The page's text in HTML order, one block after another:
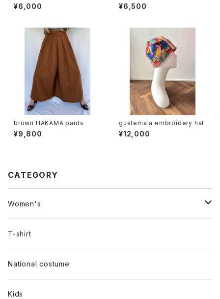
¥6,000 ¥6,500
brown HAKAMA pants
¥9,800
guatemala embroidery hat
¥12,000
CATEGORY
Women's
Outer
Dress
Tops
T-shirt
National costume
Kids